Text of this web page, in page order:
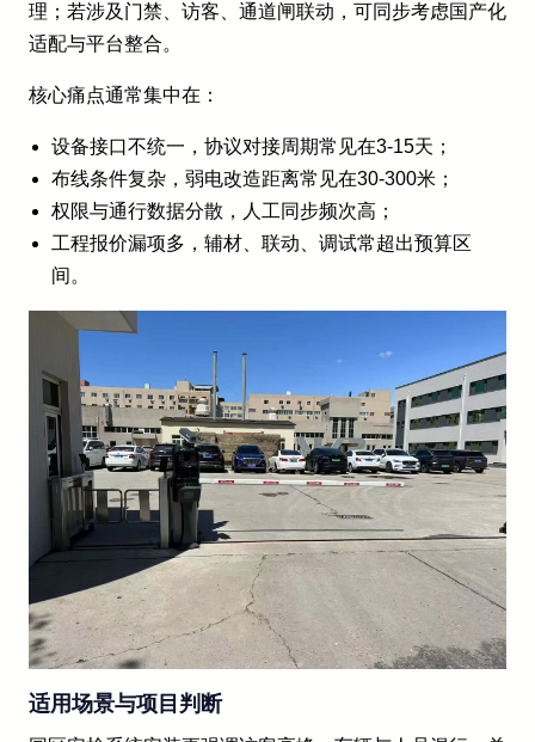
理；若涉及门禁、访客、通道闸联动，可同步考虑国产化
适配与平台整合。
核心痛点通常集中在：
设备接口不统一，协议对接周期常见在3-15天；
布线条件复杂，弱电改造距离常见在30-300米；
权限与通行数据分散，人工同步频次高；
工程报价漏项多，辅材、联动、调试常超出预算区
间。
适用场景与项目判断